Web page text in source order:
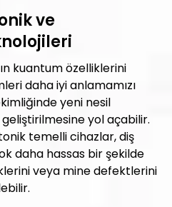
ve
kuantum özelliklerini
daha iyi anlamamızı
yeni nesil
yol açabilir.
temelli cihazlar, diş
daha hassas bir şekilde
veya mine defektlerini